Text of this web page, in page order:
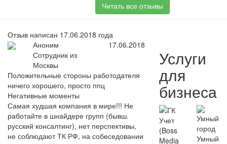
Читать все отзывы
Отзыв написан 17.06.2018 года
Аноним
Сотрудник из
Москвы
17.06.2018
Положительные стороны работодателя
ничего хорошего, просто ппц
Негативные моменты
Самая худшая компания в мире!!! Не
работайте в шнайдере групп (бывш.
русский консалтинг), нет перспективы,
не соблюдают ТК РФ, на собеседовании
Услуги
для
бизнеса
Умный